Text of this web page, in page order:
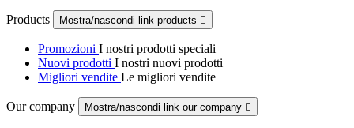
Products Mostra/nascondi link products 
Promozioni I nostri prodotti speciali
Nuovi prodotti I nostri nuovi prodotti
Migliori vendite Le migliori vendite
Our company Mostra/nascondi link our company 